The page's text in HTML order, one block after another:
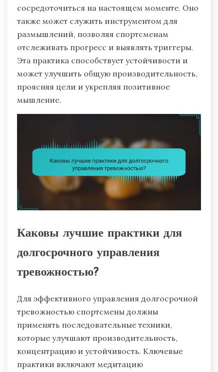
сосредоточиться на настоящем моменте. Оно
также может служить инструментом для
размышлений, позволяя спортсменам
отслеживать прогресс и выявлять триггеры.
Эта практика способствует устойчивости и
может улучшить общую производительность,
проясняя цели и укрепляя позитивное
мышление.
Каковы лучшие практики для
долгосрочного управления
тревожностью?
Для эффективного управления долгосрочной
тревожностью спортсмены должны
применять последовательные техники,
которые улучшают производительность,
концентрацию и устойчивость. Ключевые
практики включают медитацию